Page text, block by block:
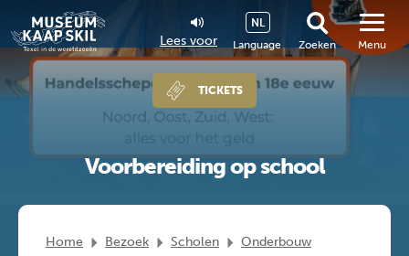
Lees voor Language
NL
Zoeken
TICKETS
Menu
Voorbereiding op school
Home Bezoek Scholen
Onderbouw